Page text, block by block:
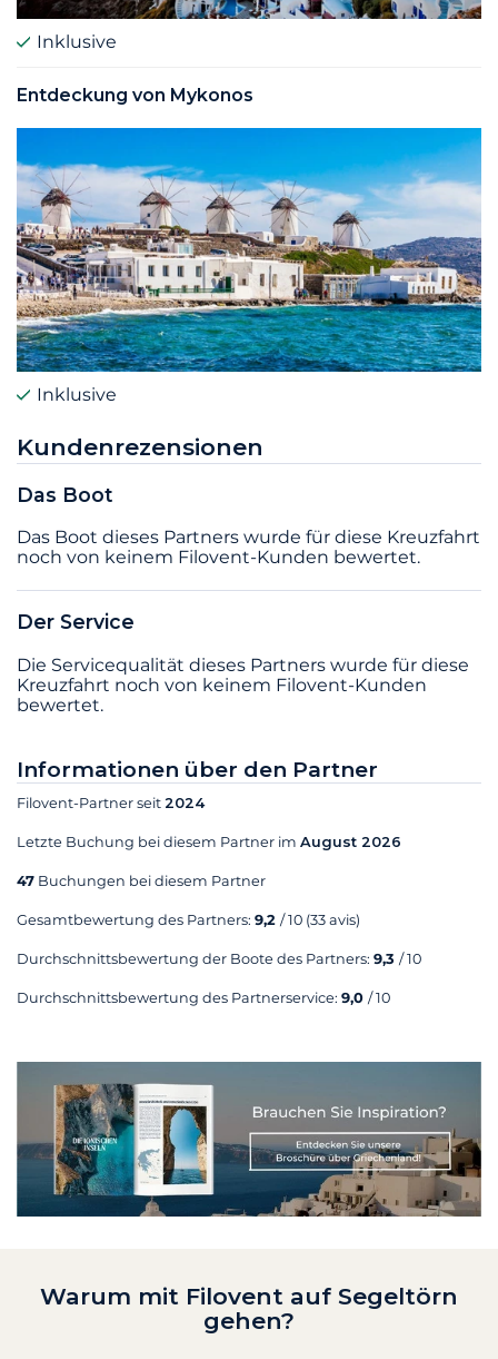
Inklusive
Entdeckung von Mykonos
Inklusive
Kundenrezensionen
Das Boot
Das Boot dieses Partners wurde für diese Kreuzfahrt
noch von keinem Filovent-Kunden bewertet.
Der Service
Die Servicequalität dieses Partners wurde für diese
Kreuzfahrt noch von keinem Filovent-Kunden
bewertet.
Informationen über den Partner
Filovent-Partner seit 2024
Letzte Buchung bei diesem Partner im August 2026
47 Buchungen bei diesem Partner
Gesamtbewertung des Partners: 9,2 / 10 (33 avis)
Durchschnittsbewertung der Boote des Partners: 9,3 / 10
Durchschnittsbewertung des Partnerservice: 9,0 / 10
Warum mit Filovent auf Segeltörn
gehen?